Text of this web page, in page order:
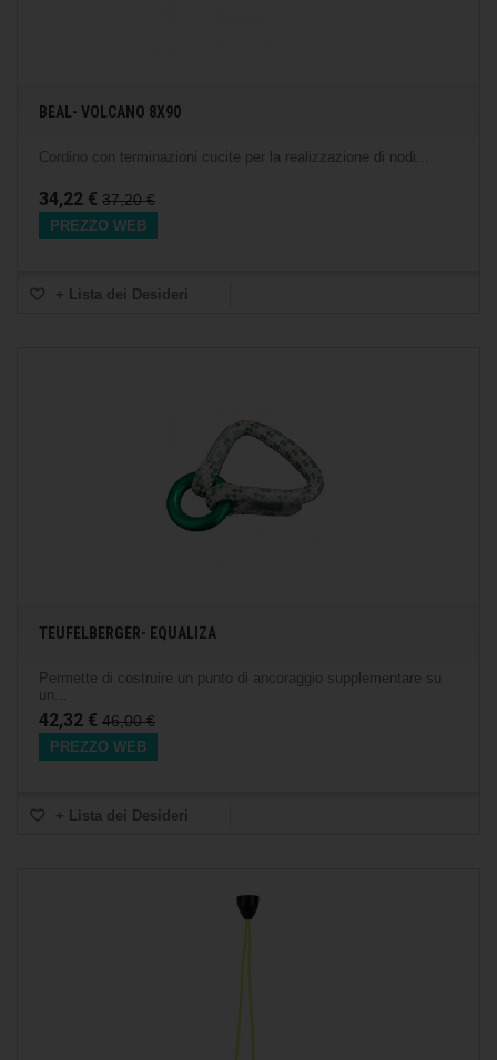
BEAL- VOLCANO 8X90
Cordino con terminazioni cucite per la realizzazione di nodi...
34,22 € 37,20 €
PREZZO WEB
+ Lista dei Desideri
TEUFELBERGER- EQUALIZA
Permette di costruire un punto di ancoraggio supplementare su
un...
42,32 € 46,00 €
PREZZO WEB
+ Lista dei Desideri